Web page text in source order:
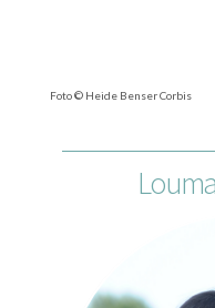
Foto © Heide Benser Corbis